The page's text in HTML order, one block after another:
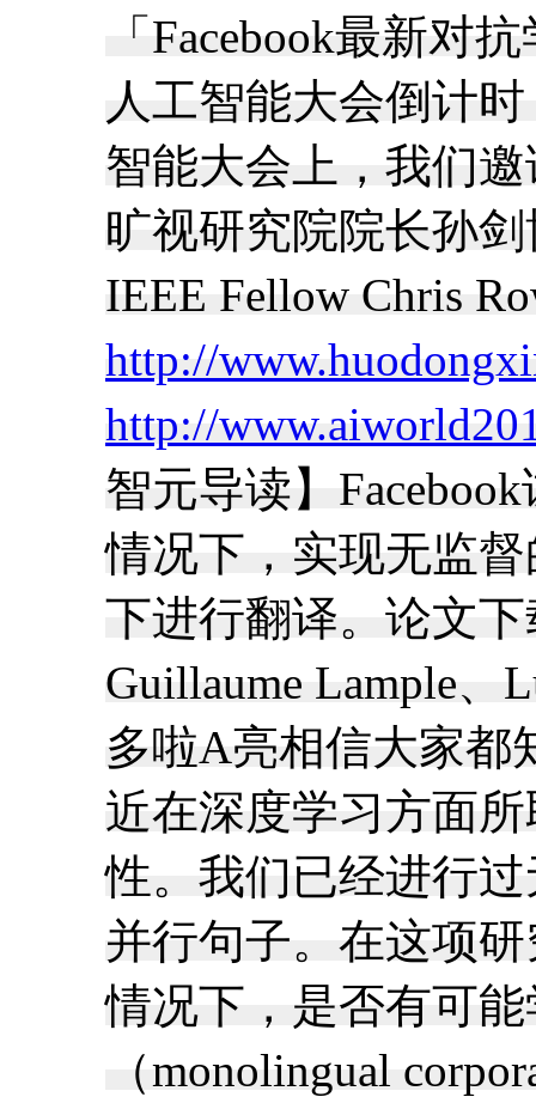
「Facebook最新对
人工智能大会倒计
智能大会上，我们
旷视研究院院长孙
IEEE Fellow Chris
http://
http://
智元导读】
情况下，实现无监
下进行翻译。论文
Guillaume Lample、
多啦A亮相信大家都
近在深度学习方面所
性。我们已经进行
并行句子。在这项
情况下，是否有可
（monolingual